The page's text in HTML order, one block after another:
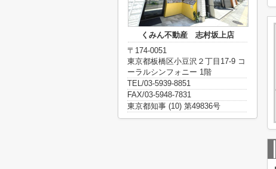
くみん不動産 志村坂上店
〒174-0051
東京都板橋区小豆沢２丁目17-9 コ
ーラルシンフォニー 1階
TEL/03-5939-8851
FAX/03-5948-7831
東京都知事 (10) 第49836号